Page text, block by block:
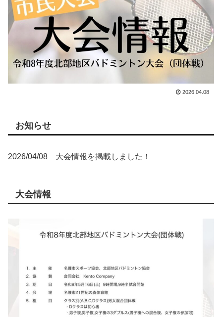
2026.04.08
お知らせ
2026/04/08 大会情報を掲載しました！
大会情報